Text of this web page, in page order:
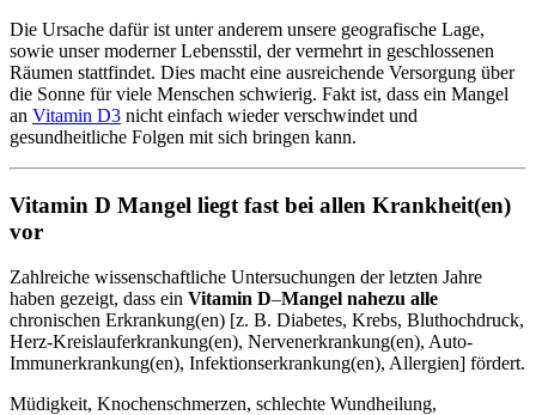
Die Ursache dafür ist unter anderem unsere geografische Lage,
sowie unser moderner Lebensstil, der vermehrt in geschlossenen
Räumen stattfindet. Dies macht eine ausreichende Versorgung über
die Sonne für viele Menschen schwierig. Fakt ist, dass ein Mangel
an Vitamin D3 nicht einfach wieder verschwindet und
gesundheitliche Folgen mit sich bringen kann.
Vitamin D Mangel liegt fast bei allen Krankheit(en)
vor
Zahlreiche wissenschaftliche Untersuchungen der letzten Jahre
haben gezeigt, dass ein Vitamin D–Mangel nahezu alle
chronischen Erkrankung(en) [z. B. Diabetes, Krebs, Bluthochdruck,
Herz-Kreislauferkrankung(en), Nervenerkrankung(en), Auto-
Immunerkrankung(en), Infektionserkrankung(en), Allergien] fördert.
Müdigkeit, Knochenschmerzen, schlechte Wundheilung,